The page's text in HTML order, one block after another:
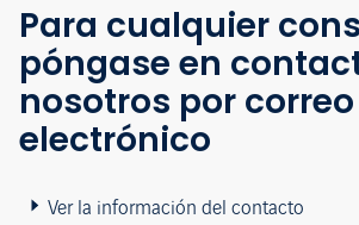
Para cualquier
póngase en
nosotros por correo
electrónico
Ver la información del contacto